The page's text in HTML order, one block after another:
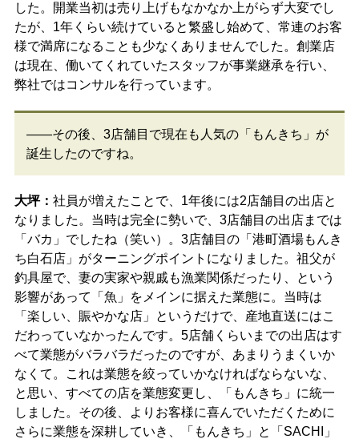
した。開業当初は売り上げもなかなか上がらず大変でし
たが、1年くらい続けていると繁盛し始めて、常連のお客
様で満席になることも少なくありませんでした。創業店
は現在、働いてくれていたスタッフが事業継承を行い、
弊社ではコンサルを行っています。
――その後、3店舗目で現在も人気の「もんきち」が
誕生したのですね。
大坪： 社員が増えたことで、1年後には2店舗目の出店と
なりました。当時は完全に勢いで、3店舗目の出店までは
「バカ」でしたね（笑い）。3店舗目の「港町酒場もんき
ち白石店」がターニングポイントになりました。祖父が
釣具屋で、妻の実家や親戚も漁業関係だったり、という
影響があって「魚」をメインに据えた業態に。当時は
「楽しい、賑やかな店」というだけで、産地直送にはこ
だわっていなかったんです。5店舗くらいまでの出店はす
べて業態がバラバラだったのですが、あまりうまくいか
なくて。これは業態を絞っていかなければならないな、
と思い、すべての店を業態変更し、「もんきち」に統一
しました。その後、よりお客様に喜んでいただくために
さらに業態を深耕していき、「もんきち」と「SACHI」